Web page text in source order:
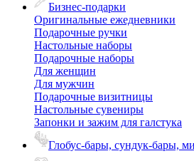
Бизнес-подарки
Оригинальные ежедневники
Подарочные ручки
Настольные наборы
Подарочные наборы
Для женщин
Для мужчин
Подарочные визитницы
Настольные сувениры
Запонки и зажим для галстука
Глобус-бары, сундук-бары,